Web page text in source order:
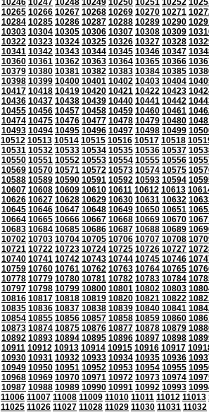
10246 10247 10248 10249 10250 10251 10252
10265 10266 10267 10268 10269 10270 10271
10284 10285 10286 10287 10288 10289 10290
10303 10304 10305 10306 10307 10308 10309
10322 10323 10324 10325 10326 10327 10328
10341 10342 10343 10344 10345 10346 10347
10360 10361 10362 10363 10364 10365 10366
10379 10380 10381 10382 10383 10384 10385
10398 10399 10400 10401 10402 10403 10404
10417 10418 10419 10420 10421 10422 10423
10436 10437 10438 10439 10440 10441 10442
10455 10456 10457 10458 10459 10460 10461
10474 10475 10476 10477 10478 10479 10480
10493 10494 10495 10496 10497 10498 10499
10512 10513 10514 10515 10516 10517 10518
10531 10532 10533 10534 10535 10536 10537
10550 10551 10552 10553 10554 10555 10556
10569 10570 10571 10572 10573 10574 10575
10588 10589 10590 10591 10592 10593 10594
10607 10608 10609 10610 10611 10612 10613
10626 10627 10628 10629 10630 10631 10632
10645 10646 10647 10648 10649 10650 10651
10664 10665 10666 10667 10668 10669 10670
10683 10684 10685 10686 10687 10688 10689
10702 10703 10704 10705 10706 10707 10708
10721 10722 10723 10724 10725 10726 10727
10740 10741 10742 10743 10744 10745 10746
10759 10760 10761 10762 10763 10764 10765
10778 10779 10780 10781 10782 10783 10784
10797 10798 10799 10800 10801 10802 10803
10816 10817 10818 10819 10820 10821 10822
10835 10836 10837 10838 10839 10840 10841
10854 10855 10856 10857 10858 10859 10860
10873 10874 10875 10876 10877 10878 10879
10892 10893 10894 10895 10896 10897 10898
10911 10912 10913 10914 10915 10916 10917
10930 10931 10932 10933 10934 10935 10936
10949 10950 10951 10952 10953 10954 10955
10968 10969 10970 10971 10972 10973 10974
10987 10988 10989 10990 10991 10992 10993
11006 11007 11008 11009 11010 11011 11012 11013
11025 11026 11027 11028 11029 11030 11031 11032